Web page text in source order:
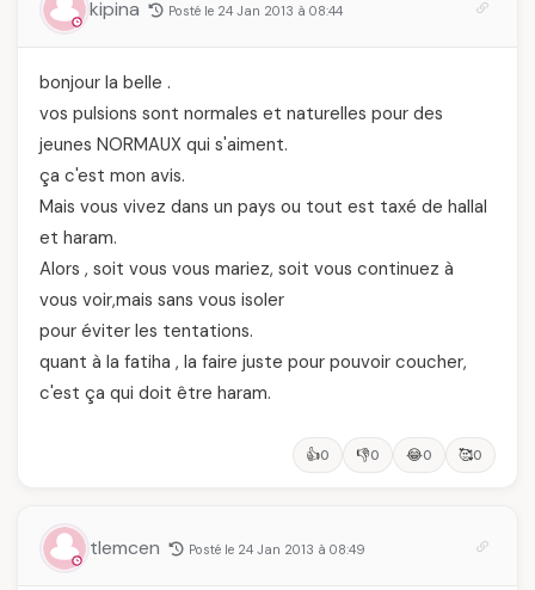
kipina Posté le 24 Jan 2013 à 08:44
bonjour la belle .
vos pulsions sont normales et naturelles pour des
jeunes NORMAUX qui s'aiment.
ça c'est mon avis.
Mais vous vivez dans un pays ou tout est taxé de hallal
et haram.
Alors , soit vous vous mariez, soit vous continuez à
vous voir,mais sans vous isoler
pour éviter les tentations.
quant à la fatiha , la faire juste pour pouvoir coucher,
c'est ça qui doit être haram.
👍0 👎0 😂0 🥰0
tlemcen Posté le 24 Jan 2013 à 08:49